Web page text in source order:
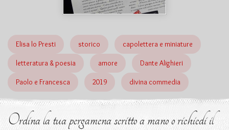
Elisa lo Presti storico capolettera e miniature
letteratura & poesia amore Dante Alighieri
Paolo e Francesca 2019 divina commedia
Ordina la tua pergamena scritto a mano o richiedi il